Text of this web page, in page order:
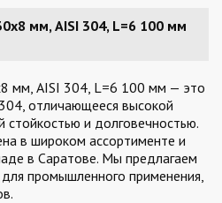
мм, AISI 304, L=6 100 мм
мм, AISI 304, L=6 100 мм — это
отличающееся высокой
стойкостью и долговечностью.
в широком ассортименте и
в Саратове. Мы предлагаем
промышленного применения,